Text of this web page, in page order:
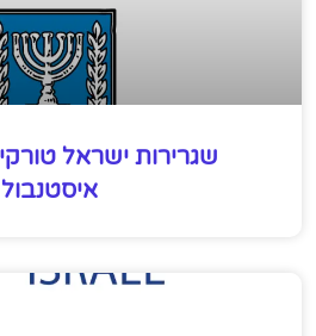
שגרירות ישראל
איסטנבול